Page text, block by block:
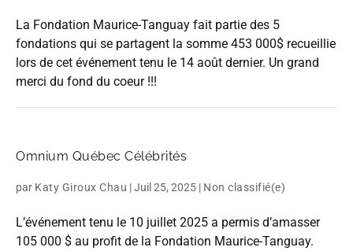
La Fondation Maurice-Tanguay fait partie des 5
fondations qui se partagent la somme 453 000$ recueillie
lors de cet événement tenu le 14 août dernier. Un grand
merci du fond du coeur !!!
Omnium Québec Célébrités
par Katy Giroux Chau |Juil 25, 2025 | Non classifié(e)
L’événement tenu le 10 juillet 2025 a permis d’amasser
105 000 $ au profit de la Fondation Maurice-Tanguay.